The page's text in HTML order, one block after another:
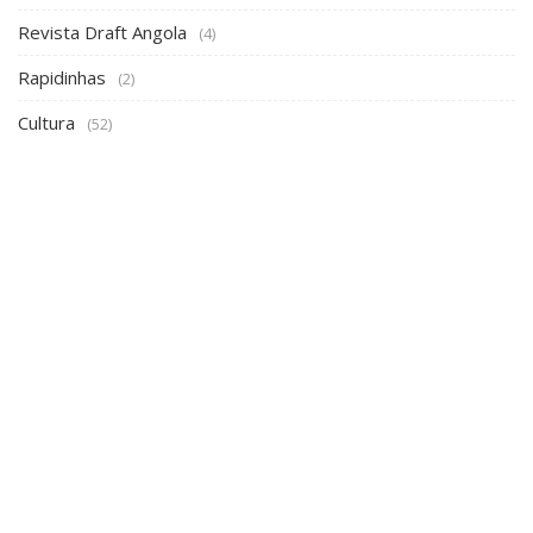
Revista Draft Angola (4)
Rapidinhas (2)
Cultura (52)